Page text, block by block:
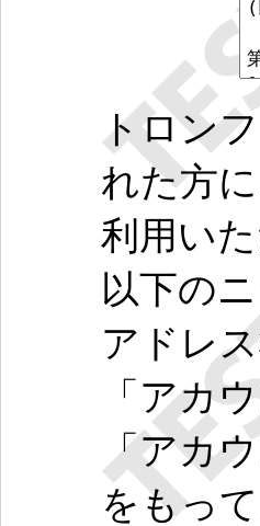
トロン
れた方
利用い
以下の
アドレ
「アカ
「アカ
をもっ